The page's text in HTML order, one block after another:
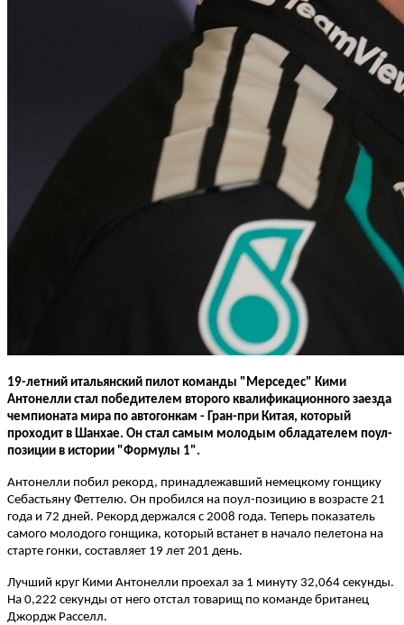
19-летний итальянский пилот команды "Мерседес" Кими
Антонелли стал победителем второго квалификационного заезда
чемпионата мира по автогонкам - Гран-при Китая, который
проходит в Шанхае. Он стал самым молодым обладателем поул-
позиции в истории "Формулы 1".
Антонелли побил рекорд, принадлежавший немецкому гонщику
Себастьяну Феттелю. Он пробился на поул-позицию в возрасте 21
года и 72 дней. Рекорд держался с 2008 года. Теперь показатель
самого молодого гонщика, который встанет в начало пелетона на
старте гонки, составляет 19 лет 201 день.
Лучший круг Кими Антонелли проехал за 1 минуту 32,064 секунды.
На 0,222 секунды от него отстал товарищ по команде британец
Джордж Расселл.